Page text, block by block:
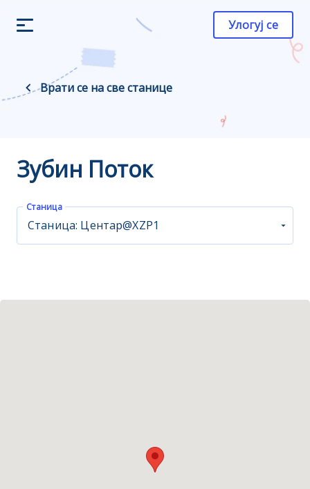
Улогуј се
Врати се на све станице
Зубин Поток
Станица
Станица: Центар@XZP1